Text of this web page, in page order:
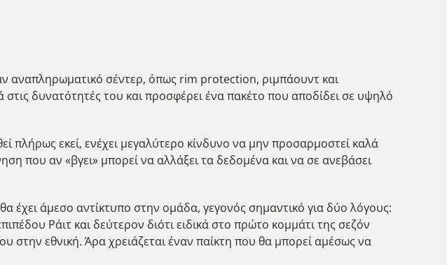
αναπληρωματικό σέντερ, όπως rim protection, ριμπάουντ και
δυνατότητές του και προσφέρει ένα πακέτο που αποδίδει σε υψηλό
πλήρως εκεί, ενέχει μεγαλύτερο κίνδυνο να μην προσαρμοστεί καλά
που αν «βγει» μπορεί να αλλάξει τα δεδομένα και να σε ανεβάσει
έχει άμεσο αντίκτυπο στην ομάδα, γεγονός σημαντικό για δύο λόγους:
Ράιτ και δεύτερον διότι ειδικά στο πρώτο κομμάτι της σεζόν
στην εθνική. Άρα χρειάζεται έναν παίκτη που θα μπορεί αμέσως να